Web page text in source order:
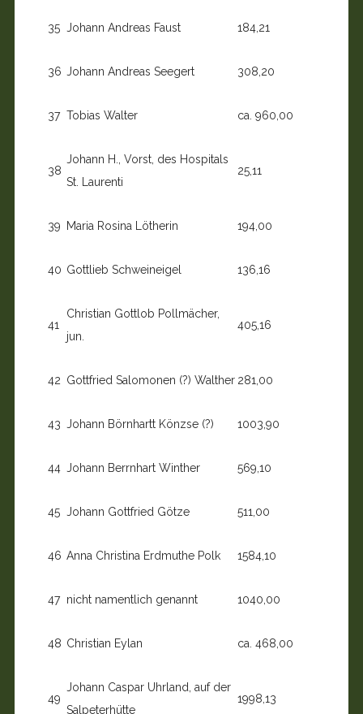
35 Johann Andreas Faust 184,21
36 Johann Andreas Seegert 308,20
37 Tobias Walter ca. 960,00
38
Johann H., Vorst, des Hospitals
St. Laurenti
25,11
39 Maria Rosina Lötherin 194,00
40 Gottlieb Schweineigel 136,16
41
Christian Gottlob Pollmächer,
jun.
405,16
42 Gottfried Salomonen (?) Walther 281,00
43 Johann Börnhartt Könzse (?) 1003,90
44 Johann Berrnhart Winther 569,10
45 Johann Gottfried Götze 511,00
46 Anna Christina Erdmuthe Polk 1584,10
47 nicht namentlich genannt 1040,00
48 Christian Eylan ca. 468,00
49
Johann Caspar Uhrland, auf der
Salpeterhütte
1998,13